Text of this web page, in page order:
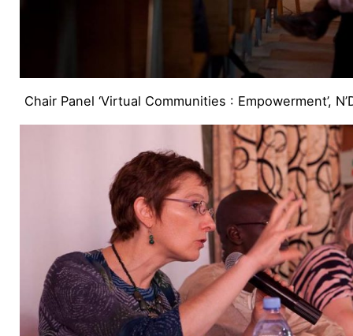
Chair Panel ‘Virtual Communities : Empowerment’,